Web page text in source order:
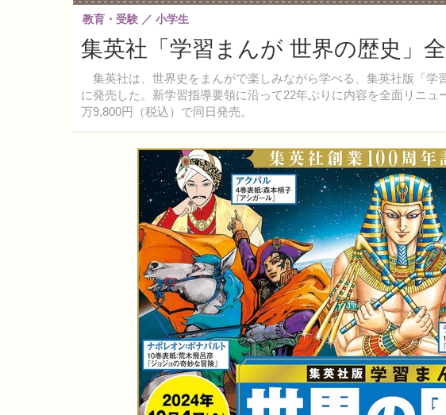
集英社「学習まんが 世界の歴史」
集英社は、世界史をまんがで楽しみながら学べる、集英社版「学
に発売した。新学習指導要領に沿って22年ぶりに内容を全面リニュ
万9,800円（税込）で同日発売。
教育・受験 小学生